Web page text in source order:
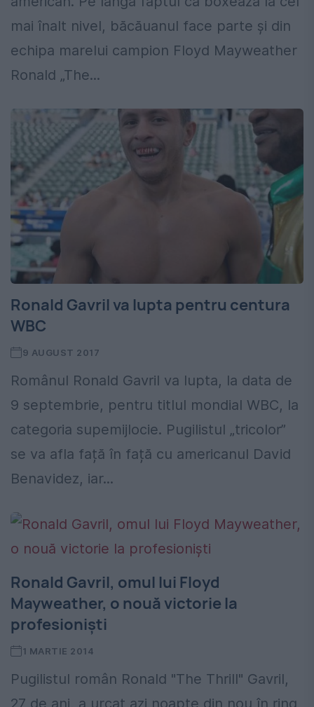
mai înalt nivel, băcăuanul face parte și din
echipa marelui campion Floyd Mayweather
Ronald „The...
Ronald Gavril va lupta pentru centura
WBC
9 AUGUST 2017
Românul Ronald Gavril va lupta, la data de
9 septembrie, pentru titlul mondial WBC, la
categoria supemijlocie. Pugilistul „tricolor”
se va afla față în față cu americanul David
Benavidez, iar...
Ronald Gavril, omul lui Floyd
Mayweather, o nouă victorie la
profesionişti
1 MARTIE 2014
Pugilistul român Ronald "The Thrill" Gavril,